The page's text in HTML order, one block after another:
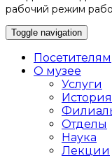
рабочий режим
Toggle navigation
Посетителям
О музее
Услуги
История
Отделы
Наука
Лекции